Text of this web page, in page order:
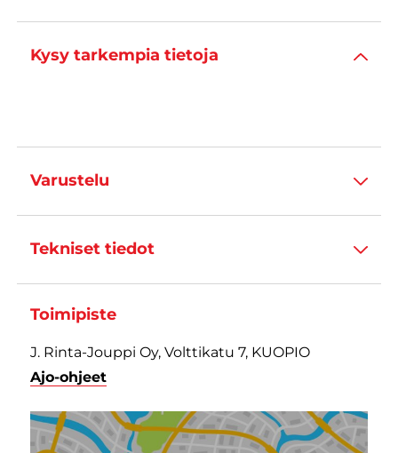
Kysy tarkempia tietoja
Varustelu
Tekniset tiedot
Toimipiste
J. Rinta-Jouppi Oy, Volttikatu 7, KUOPIO
Ajo-ohjeet